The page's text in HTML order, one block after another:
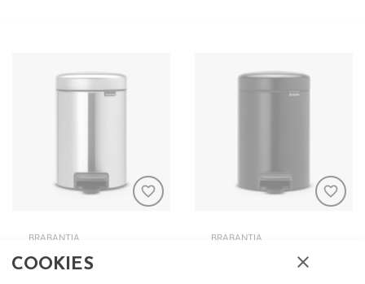
favorite_border
BRABANTIA
Balde Lixo c/ Pedal
favorite_border
BRABANTIA
Balde Lixo c/ Pedal
COOKIES close